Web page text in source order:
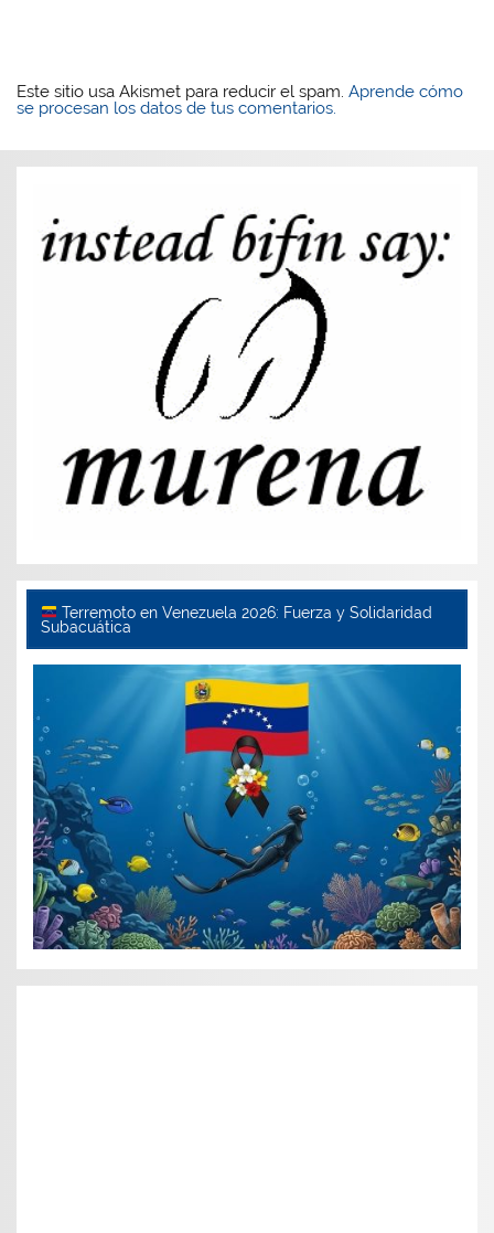
Este sitio usa Akismet para reducir el spam.Aprende cómo
se procesan los datos de tus comentarios.
Terremoto en Venezuela 2026: Fuerza y Solidaridad
Subacuática